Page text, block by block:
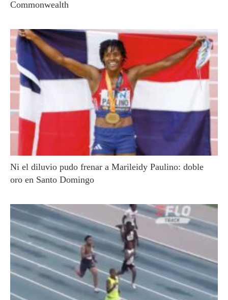
Commonwealth
Ni el diluvio pudo frenar a Marileidy Paulino: doble
oro en Santo Domingo